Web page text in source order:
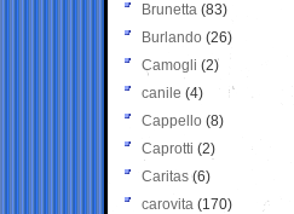
Brunetta (83)
Burlando (26)
Camogli (2)
canile (4)
Cappello (8)
Caprotti (2)
Caritas (6)
carovita (170)